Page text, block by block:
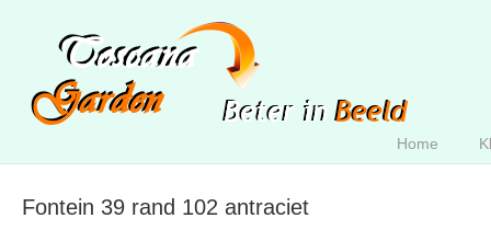
Home
Fontein 39 rand 102 antraciet